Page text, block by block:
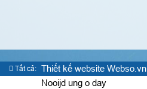
Tất cả: Thiết kế website Webso.vn
Nooijd ung o day